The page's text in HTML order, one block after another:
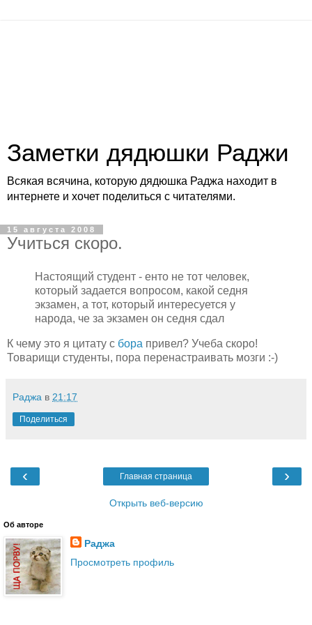
Заметки дядюшки Раджи
Всякая всячина, которую дядюшка Раджа находит в
интернете и хочет поделиться с читателями.
15 августа 2008
Учиться скоро.
Настоящий студент - енто не тот человек,
который задается вопросом, какой седня
экзамен, а тот, который интересуется у
народа, че за экзамен он седня сдал
К чему это я цитату с бора привел? Учеба скоро!
Товарищи студенты, пора перенастраивать мозги :-)
Раджа в 21:17
Поделиться
‹ ›
Главная страница
Открыть веб-версию
Об авторе
Раджа
Просмотреть профиль